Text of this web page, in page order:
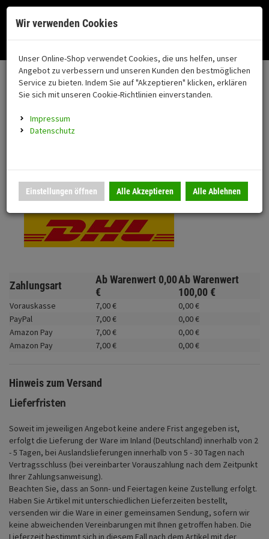
Fahrzeugteile
Alle Kategorien
FAHRZEUGTEILE
Montageständer
Beleuchtung
Fahrwerk
Zubehör
Merchandise
Neuheiten
coming soon
Anmelden | Registrieren Merkzettel
Ihr Warenkorb ist momentan leer.
Ergebnisse () Fertig
Nutzung unserer Dienste erklären Sie sich damit einverstanden!
Okay Datenschutz
Menü
Motorrad auswählen
Versand & Lieferung
Bitte wählen Sie Ihr Lieferland.
DHL National
Zahlungsart Ab Warenwert 0,00
€
Ab Warenwert
100,00 €
Vorauskasse 7,00€ 0,00€
PayPal
7,00€ 0,00€
Amazon Pay
7,00€ 0,00€
Amazon Pay
7,00€ 0,00€
Hinweis zum Versand
Lieferfristen
Soweit im jeweiligen Angebot keine andere Frist angegeben ist,
erfolgt die Lieferung der Ware im Inland (Deutschland) innerhalb von 2
- 5 Tagen, bei Auslandslieferungen innerhalb von 5 - 30 Tagen nach
Vertragsschluss (bei vereinbarter Vorauszahlung nach dem Zeitpunkt
Ihrer Zahlungsanweisung).
Beachten Sie, dass an Sonn- und Feiertagen keine Zustellung erfolgt.
Haben Sie Artikel mit unterschiedlichen Lieferzeiten bestellt,
versenden wir die Ware in einer gemeinsamen Sendung, sofern wir
keine abweichenden Vereinbarungen mit Ihnen getroffen haben. Die
Lieferzeit bestimmt sich in diesem Fall nach dem Artikel mit der
Wir verwenden Cookies
Unser Online-Shop verwendet Cookies, die uns helfen, unser
Angebot zu verbessern und unseren Kunden den bestmöglichen
Service zu bieten. Indem Sie auf "Akzeptieren" klicken, erklären
Sie sich mit unseren Cookie-Richtlinien einverstanden.
Impressum
Datenschutz
Einstellungen öffnen Alle Akzeptieren Alle Ablehnen